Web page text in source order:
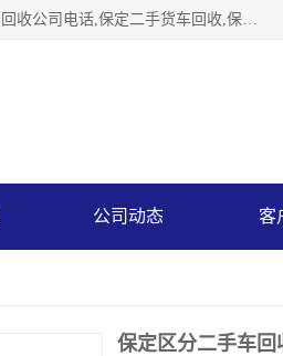
保定辉领再生资源回收有限公司主要经营保定旧车回收，保定报废汽车回收，保定报废汽车回收公司电话,保定二手货车回收,保定黄标车回收, 保定黄标车回收，保定哪里收报废车，保定废旧汽车回收，保定汽车报废手续办理，保定汽车解体厂。将通过采取区域限行促进淘汰、经济补助激励新、加大上路*法处罚、加强达标排放监管等综合措施，对老旧机动车逐步实行末位淘汰，加快老旧机动车淘汰新
公司动态 客
保定区分二手车